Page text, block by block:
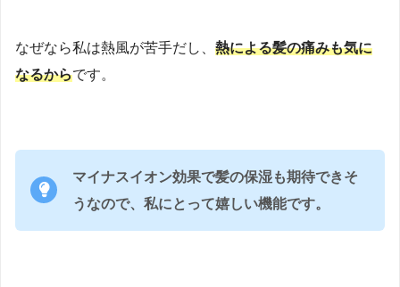
なぜなら私は熱風が苦手だし、 熱による髪の痛みも気に
なるからです。
マイナスイオン効果で髪の保湿も期待できそ
うなので、私にとって嬉しい機能です。